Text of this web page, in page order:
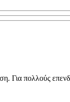
Για πολλούς